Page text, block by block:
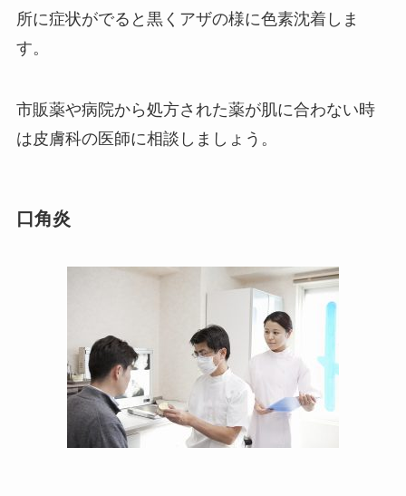
所に症状がでると黒くアザの様に色素沈着しま
す。
市販薬や病院から処方された薬が肌に合わない時
は皮膚科の医師に相談しましょう。
口角炎